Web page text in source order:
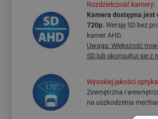
Rozdzielczość kamery:
Kamera dostępna jest
720p. Wersję SD bez
kamer AHD.
Uwaga: Większość
SD lub skonsultuj się z
Wysokiej jakości
Zewnętrzna i
na uszkodzenia